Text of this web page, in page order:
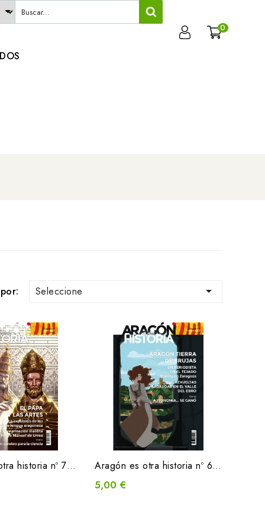
0
Seleccione 
Aragón es otra historia nº 7 / junio 2023 Aragón es otra historia nº 6 / febrero 2023
5,00 €